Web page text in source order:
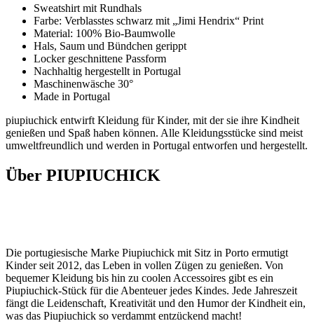
Sweatshirt mit Rundhals
Farbe: Verblasstes schwarz mit „Jimi Hendrix“ Print
Material: 100% Bio-Baumwolle
Hals, Saum und Bündchen gerippt
Locker geschnittene Passform
Nachhaltig hergestellt in Portugal
Maschinenwäsche 30°
Made in Portugal
piupiuchick entwirft Kleidung für Kinder, mit der sie ihre Kindheit
genießen und Spaß haben können. Alle Kleidungsstücke sind meist
umweltfreundlich und werden in Portugal entworfen und hergestellt.
Über PIUPIUCHICK
Die portugiesische Marke Piupiuchick mit Sitz in Porto ermutigt
Kinder seit 2012, das Leben in vollen Zügen zu genießen. Von
bequemer Kleidung bis hin zu coolen Accessoires gibt es ein
Piupiuchick-Stück für die Abenteuer jedes Kindes. Jede Jahreszeit
fängt die Leidenschaft, Kreativität und den Humor der Kindheit ein,
was das Piupiuchick so verdammt entzückend macht!